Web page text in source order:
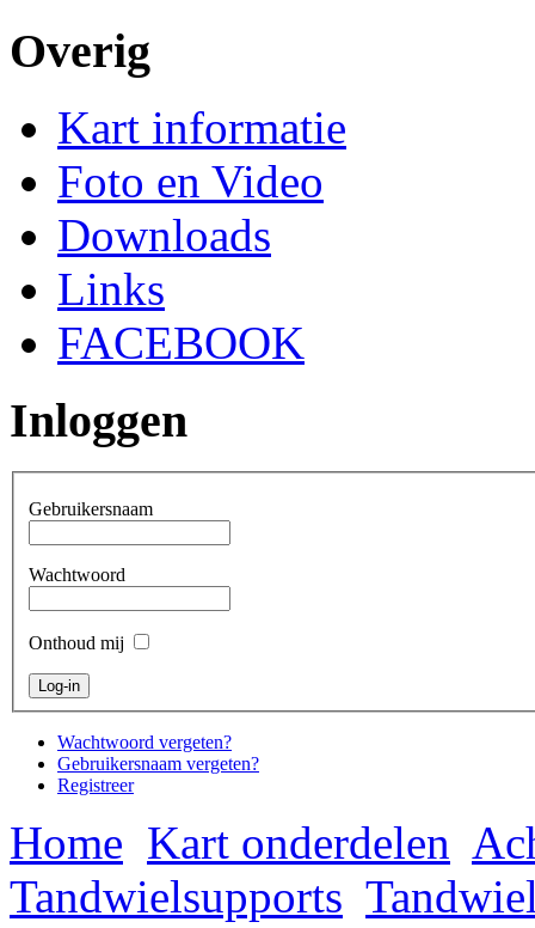
Overig
Kart informatie
Foto en Video
Downloads
Links
FACEBOOK
Inloggen
Gebruikersnaam
Wachtwoord
Onthoud mij
Wachtwoord vergeten?
Gebruikersnaam vergeten?
Registreer
Home Kart onderdelen
Tandwielsupports